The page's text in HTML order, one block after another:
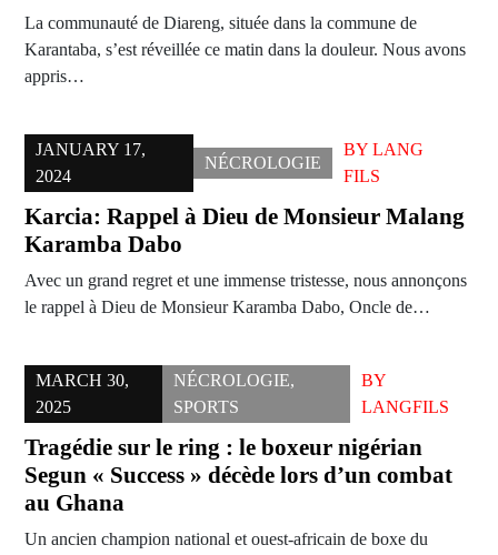
La communauté de Diareng, située dans la commune de
Karantaba, s’est réveillée ce matin dans la douleur. Nous avons
appris…
JANUARY 17,
2024
NÉCROLOGIE
BYLANG
FILS
Karcia: Rappel à Dieu de Monsieur Malang
Karamba Dabo
Avec un grand regret et une immense tristesse, nous annonçons
le rappel à Dieu de Monsieur Karamba Dabo, Oncle de…
MARCH 30,
2025
NÉCROLOGIE,
SPORTS
BY
LANGFILS
Tragédie sur le ring : le boxeur nigérian
Segun « Success » décède lors d’un combat
au Ghana
Un ancien champion national et ouest-africain de boxe du